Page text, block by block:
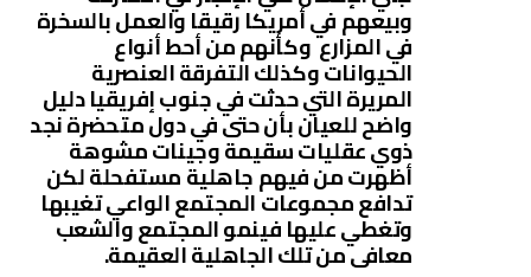
وبيعهم في أمريكا رقيقا والعمل بالسخرة
في المزارع وكأنهم من أحط أنواع
الحيوانات وكذلك التفرقة العنصرية
المريرة التي حدثت في جنوب إفريقيا دليل
واضح للعيان بأن حتى في دول متحضرة نجد
ذوي عقليات سقيمة وجينات مشوهة
أظهرت من فيهم جاهلية مستفحلة لكن
تدافع مجموعات المجتمع الواعي تغيبها
وتغطي عليها فينمو المجتمع والشعب
معافى من تلك الجاهلية العقيمة.